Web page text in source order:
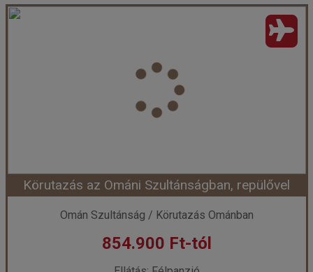
OMÁN - CSOPORTOS KÖRUTAZÁS
Város: Maszkat
Utazás módja:
Repülővel
Félpanzió
Szálláskategória:
Kétágyas szoba
Időpont: 2026-11-04 | 7 éj
már 839.000 Ft-tól
Körutazás az Ománi Szultánságban, repülővel
Omán Szultánság / Körutazás Ománban
854.900 Ft-tól